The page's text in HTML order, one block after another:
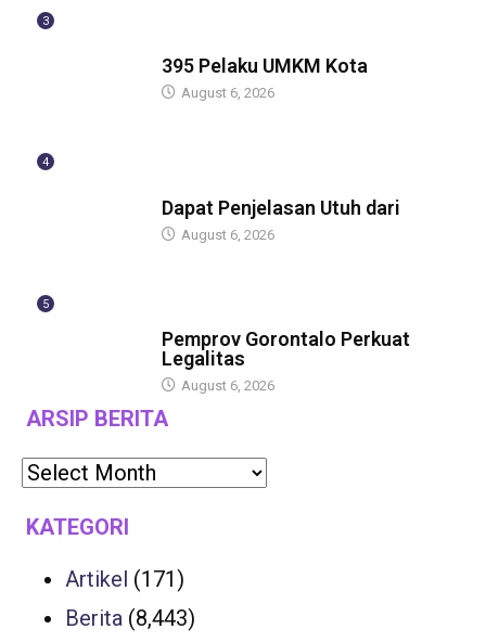
3
395 Pelaku UMKM Kota
August 6, 2026
4
Dapat Penjelasan Utuh dari
August 6, 2026
5
Pemprov Gorontalo Perkuat
Legalitas
August 6, 2026
ARSIP BERITA
KATEGORI
Artikel (171)
Berita (8,443)